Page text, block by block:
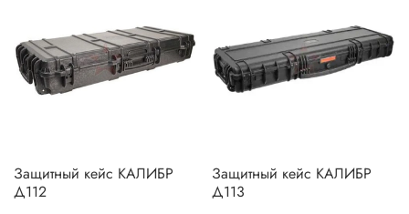
Защитный кейс КАЛИБР
Д112
Защитный кейс КАЛИБР
Д113